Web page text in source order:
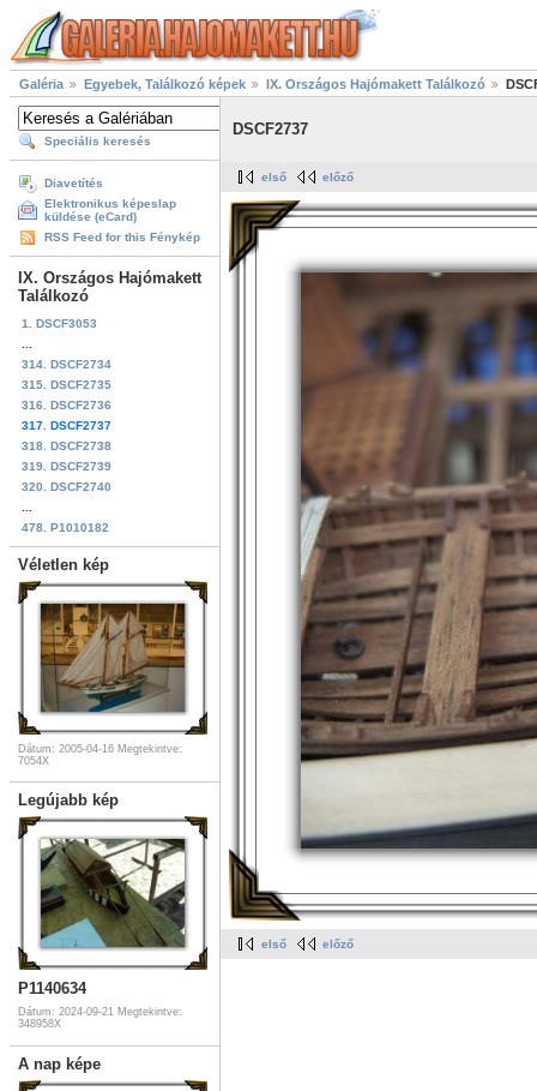
Galéria Egyebek, Találkozó képek IX. Országos Hajómakett Találkozó
Speciális keresés
Diavetítés
Elektronikus képeslap
küldése (eCard)
RSS Feed for this Fénykép
IX. Országos Hajómakett
Találkozó
1. DSCF3053
314. DSCF2734
315. DSCF2735
316. DSCF2736
317. DSCF2737
318. DSCF2738
319. DSCF2739
320. DSCF2740
478. P1010182
Véletlen kép
Dátum: 2005-04-16 Megtekintve:
7054X
Legújabb kép
P1140634
Dátum: 2024-09-21 Megtekintve:
348958X
A nap képe
DSCF2737
első előző
első előző